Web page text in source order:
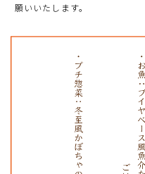
願いいたします。